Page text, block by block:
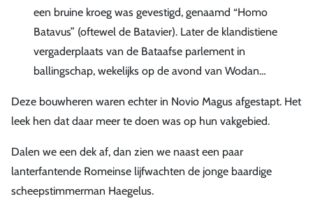
een bruine kroeg was gevestigd, genaamd “Homo
Batavus” (oftewel de Batavier). Later de klandistiene
vergaderplaats van de Bataafse parlement in
ballingschap, wekelijks op de avond van Wodan…
Deze bouwheren waren echter in Novio Magus afgestapt. Het
leek hen dat daar meer te doen was op hun vakgebied.
Dalen we een dek af, dan zien we naast een paar
lanterfantende Romeinse lijfwachten de jonge baardige
scheepstimmerman Haegelus.